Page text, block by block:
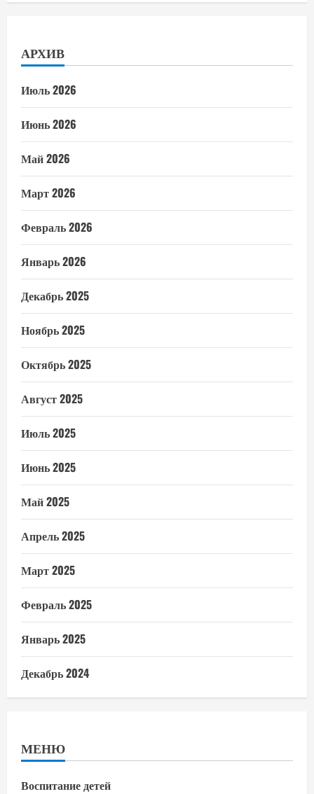
АРХИВ
Июль 2026
Июнь 2026
Май 2026
Март 2026
Февраль 2026
Январь 2026
Декабрь 2025
Ноябрь 2025
Октябрь 2025
Август 2025
Июль 2025
Июнь 2025
Май 2025
Апрель 2025
Март 2025
Февраль 2025
Январь 2025
Декабрь 2024
МЕНЮ
Воспитание детей